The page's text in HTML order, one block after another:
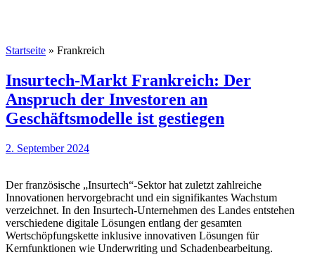
Startseite » Frankreich
Insurtech-Markt Frankreich: Der
Anspruch der Investoren an
Geschäftsmodelle ist gestiegen
2. September 2024
Der französische „Insurtech“-Sektor hat zuletzt zahlreiche
Innovationen hervorgebracht und ein signifikantes Wachstum
verzeichnet. In den Insurtech-Unternehmen des Landes entstehen
verschiedene digitale Lösungen entlang der gesamten
Wertschöpfungskette inklusive innovativen Lösungen für
Kernfunktionen wie Underwriting und Schadenbearbeitung.